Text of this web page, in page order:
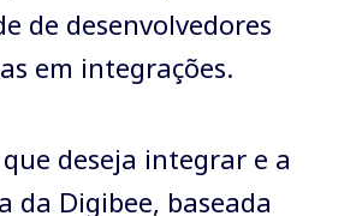
de desenvolvedores
em integrações.
que deseja integrar e a
da Digibee, baseada